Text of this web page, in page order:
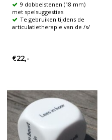
9 dobbelstenen (18 mm)
met spelsuggesties
Te gebruiken tijdens de
articulatietherapie van de /s/
€22,-